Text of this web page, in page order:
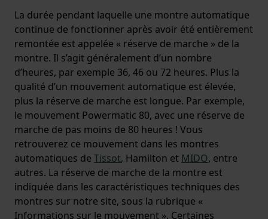
La durée pendant laquelle une montre automatique
continue de fonctionner après avoir été entièrement
remontée est appelée « réserve de marche » de la
montre. Il s’agit généralement d’un nombre
d’heures, par exemple 36, 46 ou 72 heures. Plus la
qualité d’un mouvement automatique est élevée,
plus la réserve de marche est longue. Par exemple,
le mouvement Powermatic 80, avec une réserve de
marche de pas moins de 80 heures ! Vous
retrouverez ce mouvement dans les montres
automatiques de Tissot, Hamilton et MIDO, entre
autres. La réserve de marche de la montre est
indiquée dans les caractéristiques techniques des
montres sur notre site, sous la rubrique «
Informations sur le mouvement ». Certaines